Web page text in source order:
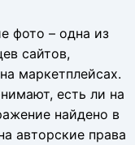
фото – одна из
сайтов,
маркетплейсах.
есть ли на
найдено в
авторские права